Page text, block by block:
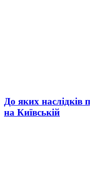
До яких наслідків
на Київській